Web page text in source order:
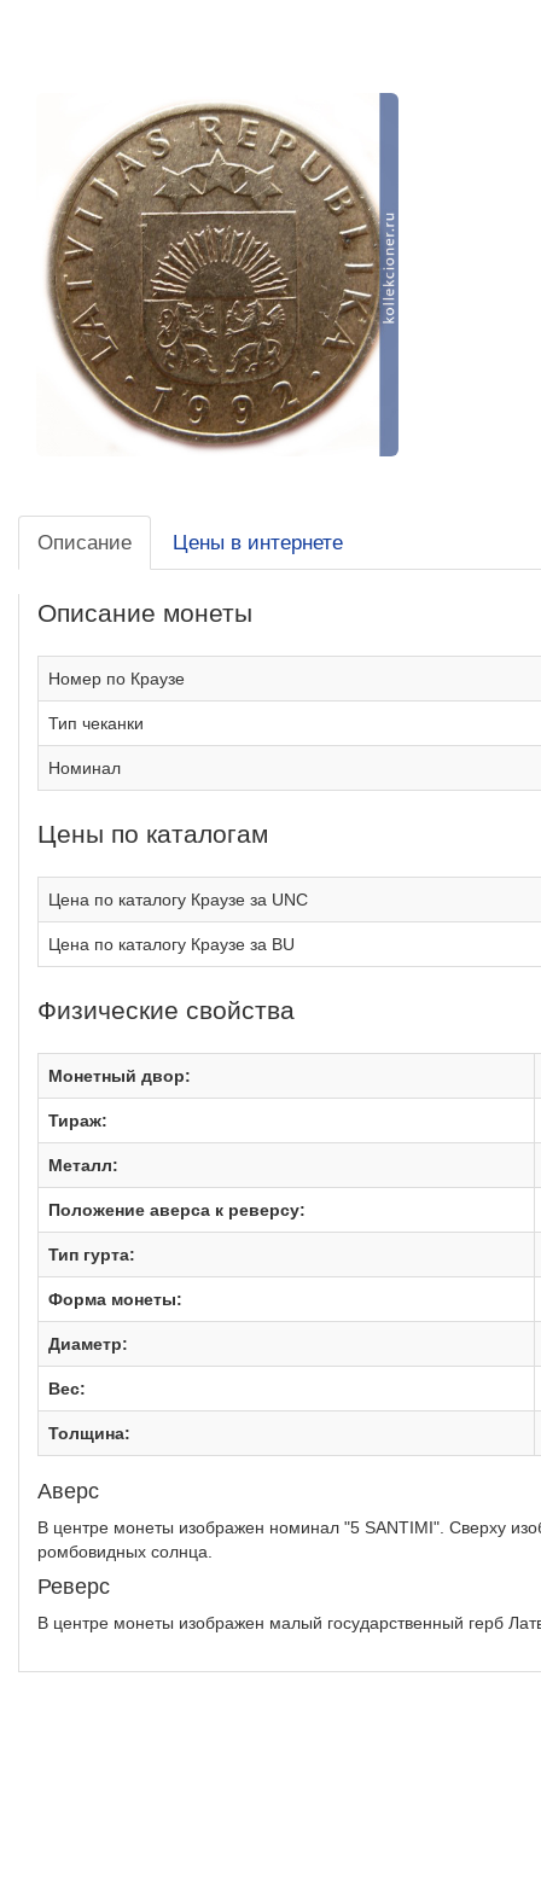
Описание Цены в интернете
Описание монеты
Номер по Краузе
Тип чеканки
Номинал
Цены по каталогам
Цена по каталогу Краузе за UNC
Цена по каталогу Краузе за BU
Физические свойства
Монетный двор:
Тираж:
Металл:
Положение аверса к реверсу:
Тип гурта:
Форма монеты:
Диаметр:
Вес:
Толщина:
Аверс
В центре монеты изображен номинал "5 SANTIMI". Сверху
ромбовидных солнца.
Реверс
В центре монеты изображен малый государственный герб